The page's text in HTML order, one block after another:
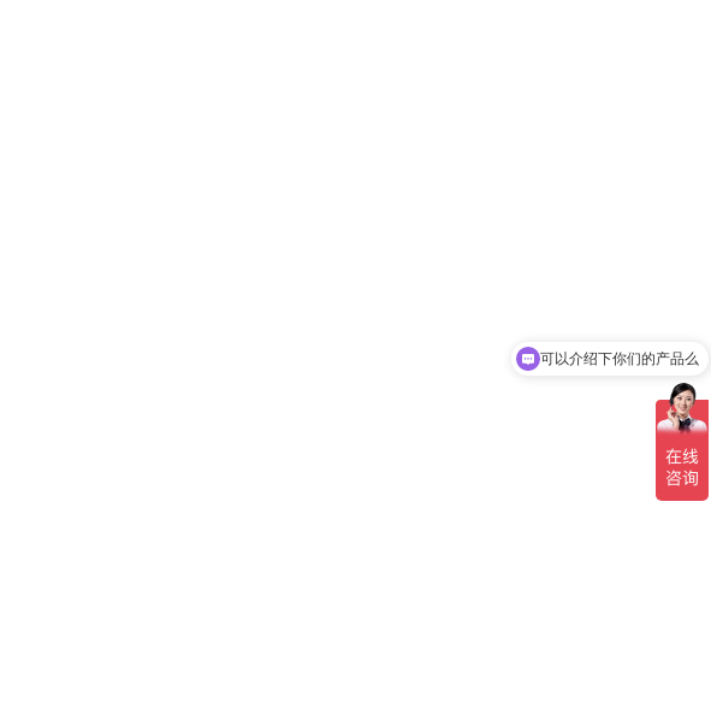
你们是怎么收费的呢